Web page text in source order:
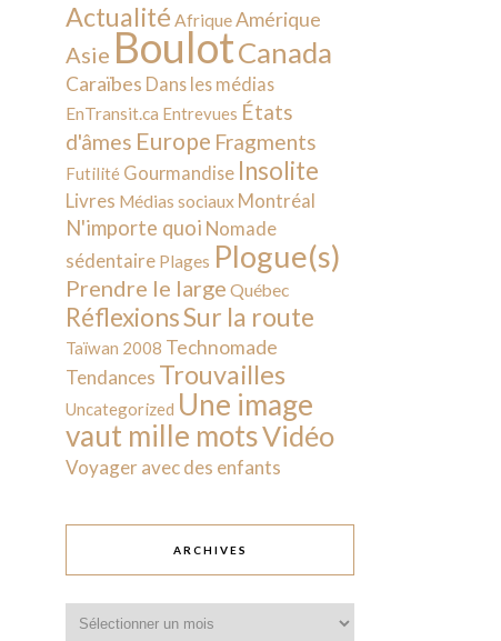
Actualité AfriqueAmérique
Asie BoulotCanada
Caraïbes Dans les médias
EnTransit.ca Entrevues États
d'âmes Europe Fragments
Futilité Gourmandise Insolite
Livres Médias sociaux Montréal
N'importe quoi Nomade
sédentaire Plages Plogue(s)
Prendre le large Québec
RéflexionsSur la route
Taïwan 2008 Technomade
Tendances Trouvailles
Uncategorized Une image
vaut mille motsVidéo
Voyager avec des enfants
ARCHIVES